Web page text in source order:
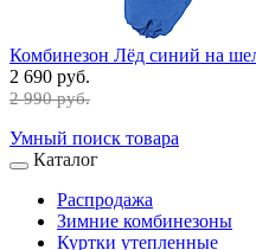
Комбинезон Лёд синий на
2 690 руб.
2 990 руб.
Умный поиск товара
Каталог
Распродажа
Зимние комбинезоны
Куртки утепленные